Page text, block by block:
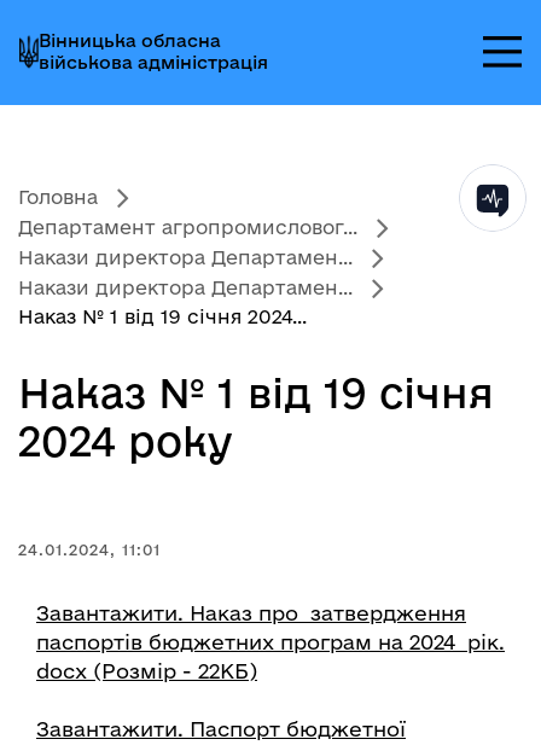
до
головного
меню
до
головного
вмісту
до
головного
колонтитула
Вінницька обласна
військова адміністрація
Головна
Департамент агропромисловог...
Накази директора Департамен...
Накази директора Департамен...
Наказ № 1 від 19 січня 2024...
Наказ № 1 від 19 січня
2024 року
24.01.2024, 11:01
Завантажити. Наказ про затвердження
паспортів бюджетних програм на 2024 рік.
docx (Розмір - 22КБ)
Завантажити. Паспорт бюджетної